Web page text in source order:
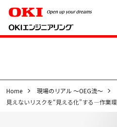
Home
現場のリアル ～OEG流～
見えないリスクを“見える化”する—作業